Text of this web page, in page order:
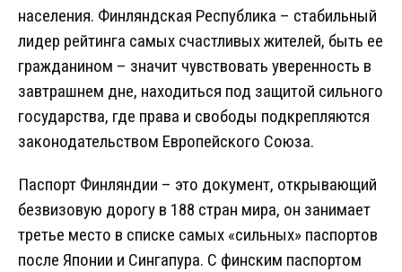
населения. Финляндская Республика – стабильный
лидер рейтинга самых счастливых жителей, быть ее
гражданином – значит чувствовать уверенность в
завтрашнем дне, находиться под защитой сильного
государства, где права и свободы подкрепляются
законодательством Европейского Союза.
Паспорт Финляндии – это документ, открывающий
безвизовую дорогу в 188 стран мира, он занимает
третье место в списке самых «сильных» паспортов
после Японии и Сингапура. С финским паспортом